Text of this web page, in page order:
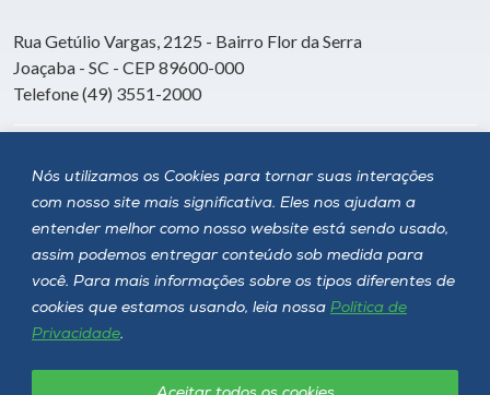
Nós utilizamos os Cookies para tornar suas interações
com nosso site mais significativa. Eles nos ajudam a
entender melhor como nosso website está sendo usado,
assim podemos entregar conteúdo sob medida para
você. Para mais informações sobre os tipos diferentes de
cookies que estamos usando, leia nossa Política de
Privacidade.
Rua Getúlio Vargas, 2125 - Bairro Flor da Serra
Joaçaba - SC - CEP 89600-000
Telefone (49) 3551-2000
Siga a Unoesc